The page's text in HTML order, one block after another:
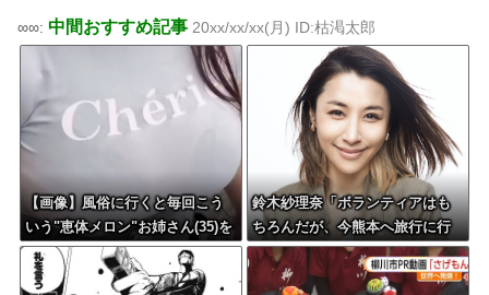
∞∞: 中間おすすめ記事 20xx/xx/xx(月) ID:枯渇太郎
【画像】風俗に行くと毎回こう
いう"恵体メロン"お姉さん(35)を
指名してしまうんやが・・・
鈴木紗理奈「ボランティアはも
ちろんだが、今熊本へ旅行に行
くことも支援になる」